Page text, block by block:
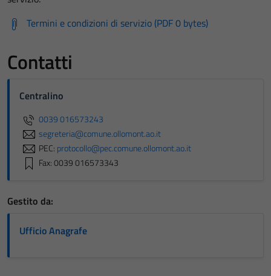
Termini e condizioni di servizio (PDF 0 bytes)
Contatti
Centralino
0039 016573243
segreteria@comune.ollomont.ao.it
PEC: protocollo@pec.comune.ollomont.ao.it
Fax: 0039 016573343
Gestito da:
Ufficio Anagrafe